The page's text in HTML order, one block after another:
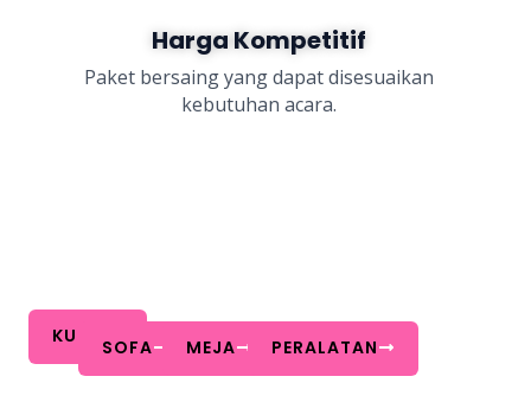
Harga Kompetitif
Paket bersaing yang dapat disesuaikan
kebutuhan acara.
KURSI SOFA MEJA PERALATAN